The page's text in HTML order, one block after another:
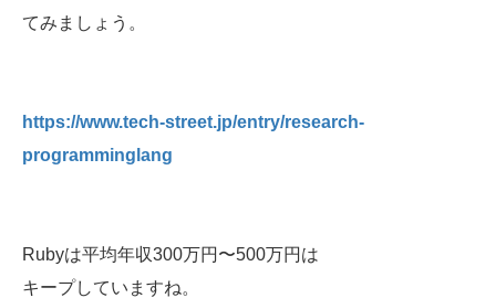
てみましょう。
https://www.tech-street.jp/entry/research-
programminglang
Rubyは平均年収300万円〜500万円は
キープしていますね。